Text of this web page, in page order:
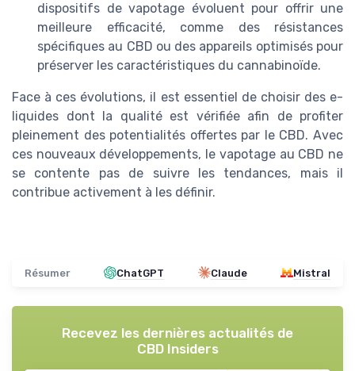
dispositifs de vapotage évoluent pour offrir une
meilleure efficacité, comme des résistances
spécifiques au CBD ou des appareils optimisés pour
préserver les caractéristiques du cannabinoïde.
Face à ces évolutions, il est essentiel de choisir des e-
liquides dont la qualité est vérifiée afin de profiter
pleinement des potentialités offertes par le CBD. Avec
ces nouveaux développements, le vapotage au CBD ne
se contente pas de suivre les tendances, mais il
contribue activement à les définir.
Résumer ChatGPT Claude Mistral
Recevez les dernières actualités de
CBD Insiders